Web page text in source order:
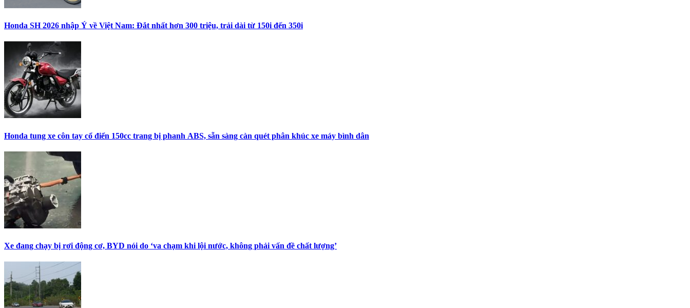
Honda SH 2026 nhập Ý về Việt Nam: Đắt nhất hơn 300 triệu, trải dài từ 150i đến 350i
Honda tung xe côn tay cổ điển 150cc trang bị phanh ABS, sẵn sàng càn quét phân khúc xe máy bình dân
Xe đang chạy bị rơi động cơ, BYD nói do ‘va chạm khi lội nước, không phải vấn đề chất lượng’